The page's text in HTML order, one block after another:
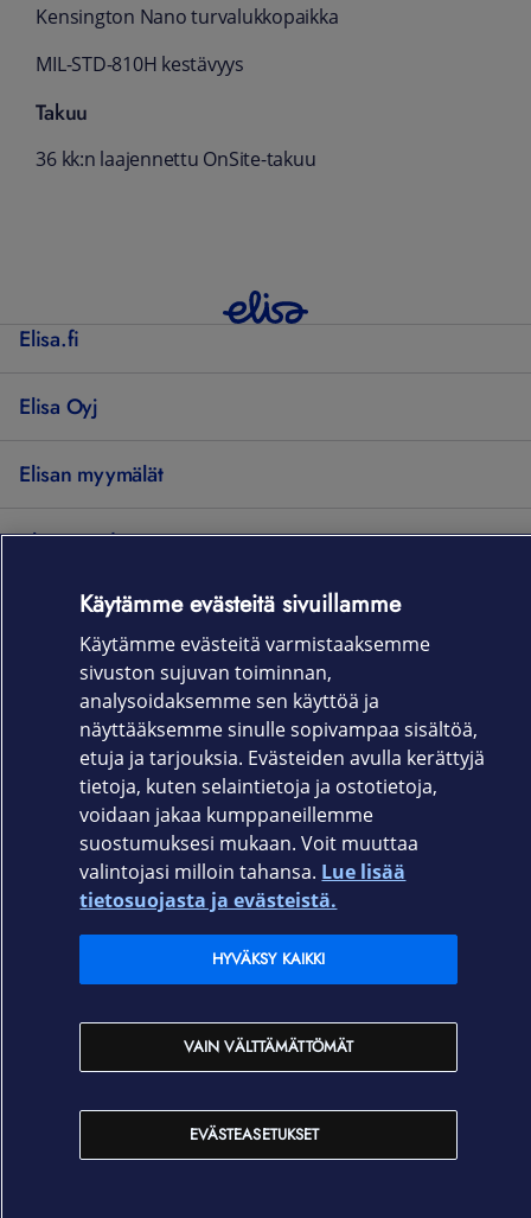
Kensington Nano turvalukkopaikka
MIL-STD-810H kestävyys
Takuu
36 kk:n laajennettu OnSite-takuu
Elisa.fi
Elisa Oyj
Elisan myymälät
Yhteystiedot
Käyttöehdot Sopimusehdot Tietosuojakäytäntö
Tekijänoikeudet © 2026 Elisa Oyj. Kaikki oikeudet pidätetään.
Käytämme evästeitä sivuillamme
Käytämme evästeitä varmistaaksemme
sivuston sujuvan toiminnan,
analysoidaksemme sen käyttöä ja
näyttääksemme sinulle sopivampaa sisältöä,
etuja ja tarjouksia. Evästeiden avulla kerättyjä
tietoja, kuten selaintietoja ja ostotietoja,
voidaan jakaa kumppaneillemme
suostumuksesi mukaan. Voit muuttaa
valintojasi milloin tahansa. Lue lisää
tietosuojasta ja evästeistä.
EVÄSTEASETUKSET
VAIN VÄLTTÄMÄTTÖMÄT
HYVÄKSY KAIKKI